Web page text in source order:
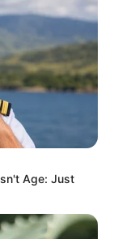
Age: Just